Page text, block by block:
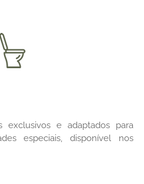
exclusivos e adaptados para
especiais, disponível nos